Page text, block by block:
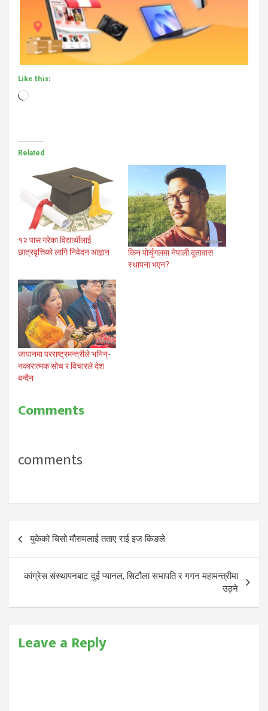
Like this:
Loading…
Related
१२ पास गरेका विद्यार्थीलाई
छात्रवृत्तिको लागि निवेदन आह्वान
किन पोर्चुगलमा नेपाली दूतावास
स्थापना भएन?
जापानमा परराष्ट्रमन्त्रीले भनिन्-
नकारात्मक सोच र विचारले देश
बन्दैन
Comments
comments
Post
navigation
युकेको चिसो मौसमलाई तताए राई इज किङले
कांग्रेस संस्थापनबाट दुई प्यानल, सिटौला सभापति र गगन महामन्त्रीमा
उठ्ने
Leave a Reply